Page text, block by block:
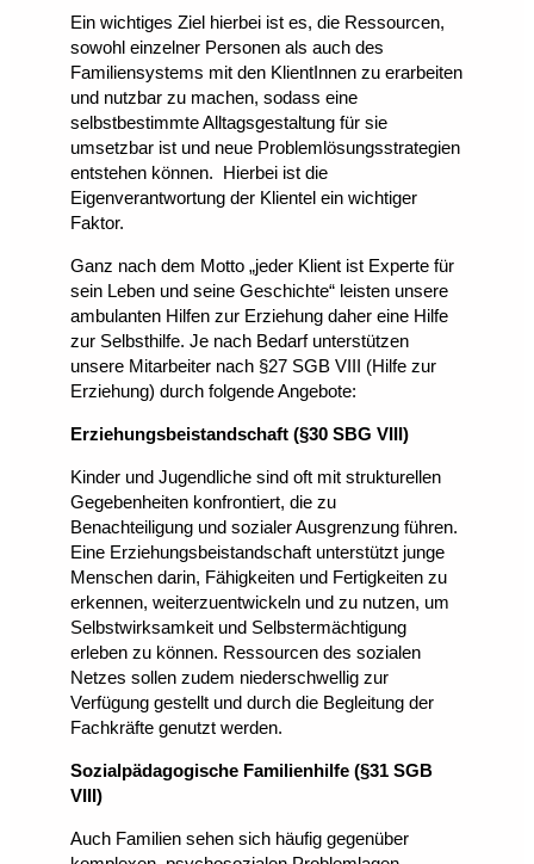
Ein wichtiges Ziel hierbei ist es, die Ressourcen,
sowohl einzelner Personen als auch des
Familiensystems mit den KlientInnen zu erarbeiten
und nutzbar zu machen, sodass eine
selbstbestimmte Alltagsgestaltung für sie
umsetzbar ist und neue Problemlösungsstrategien
entstehen können. Hierbei ist die
Eigenverantwortung der Klientel ein wichtiger
Faktor.
Ganz nach dem Motto „jeder Klient ist Experte für
sein Leben und seine Geschichte“ leisten unsere
ambulanten Hilfen zur Erziehung daher eine Hilfe
zur Selbsthilfe. Je nach Bedarf unterstützen
unsere Mitarbeiter nach §27 SGB VIII (Hilfe zur
Erziehung) durch folgende Angebote:
Erziehungsbeistandschaft (§30 SBG VIII)
Kinder und Jugendliche sind oft mit strukturellen
Gegebenheiten konfrontiert, die zu
Benachteiligung und sozialer Ausgrenzung führen.
Eine Erziehungsbeistandschaft unterstützt junge
Menschen darin, Fähigkeiten und Fertigkeiten zu
erkennen, weiterzuentwickeln und zu nutzen, um
Selbstwirksamkeit und Selbstermächtigung
erleben zu können. Ressourcen des sozialen
Netzes sollen zudem niederschwellig zur
Verfügung gestellt und durch die Begleitung der
Fachkräfte genutzt werden.
Sozialpädagogische Familienhilfe (§31 SGB
VIII)
Auch Familien sehen sich häufig gegenüber